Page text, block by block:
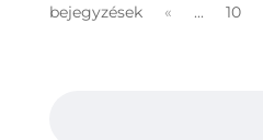
bejegyzések
« ... 10